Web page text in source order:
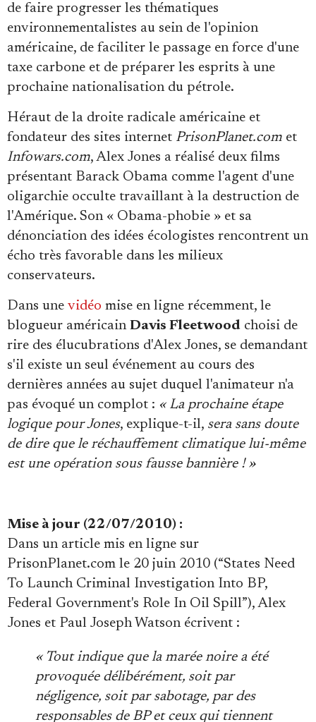
de faire progresser les thématiques
environnementalistes au sein de l'opinion
américaine, de faciliter le passage en force d'une
taxe carbone et de préparer les esprits à une
prochaine nationalisation du pétrole.
Héraut de la droite radicale américaine et
fondateur des sites internet PrisonPlanet.com et
Infowars.com, Alex Jones a réalisé deux films
présentant Barack Obama comme l'agent d'une
oligarchie occulte travaillant à la destruction de
l'Amérique. Son « Obama-phobie » et sa
dénonciation des idées écologistes rencontrent un
écho très favorable dans les milieux
conservateurs.
Dans une vidéo mise en ligne récemment, le
blogueur américain Davis Fleetwood choisi de
rire des élucubrations d'Alex Jones, se demandant
s'il existe un seul événement au cours des
dernières années au sujet duquel l'animateur n'a
pas évoqué un complot : « La prochaine étape
logique pour Jones, explique-t-il, sera sans doute
de dire que le réchauffement climatique lui-même
est une opération sous fausse bannière ! »
Mise à jour (22/07/2010) :
Dans un article mis en ligne sur
PrisonPlanet.com le 20 juin 2010 (“States Need
To Launch Criminal Investigation Into BP,
Federal Government's Role In Oil Spill”), Alex
Jones et Paul Joseph Watson écrivent :
« Tout indique que la marée noire a été
provoquée délibérément, soit par
négligence, soit par sabotage, par des
responsables de BP et ceux qui tiennent